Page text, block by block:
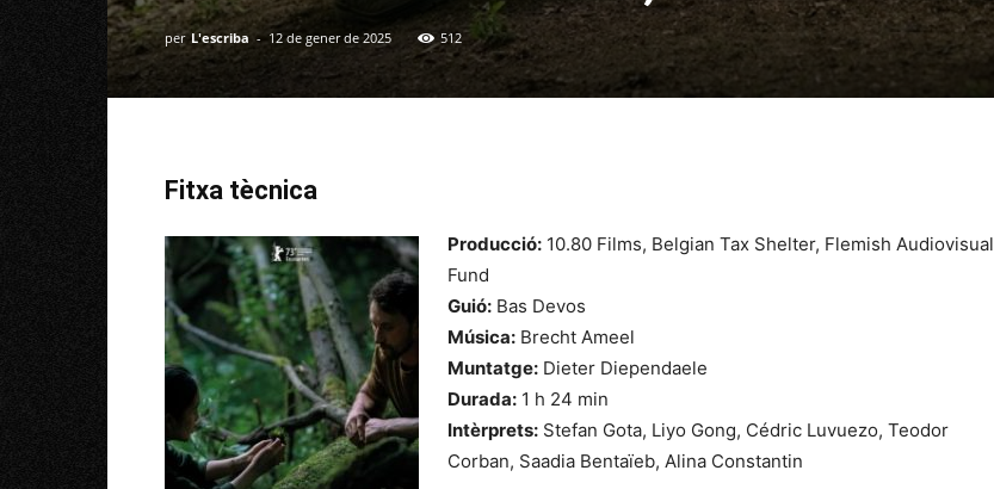
per L'escriba - 12 de gener de 2025 512
Fitxa tècnica
Producció: 10.80 Films, Belgian Tax Shelter, Flemish Audiovisual
Fund
Guió: Bas Devos
Música: Brecht Ameel
Muntatge: Dieter Diependaele
Durada: 1 h 24 min
Intèrprets: Stefan Gota, Liyo Gong, Cédric Luvuezo, Teodor
Corban, Saadia Bentaïeb, Alina Constantin